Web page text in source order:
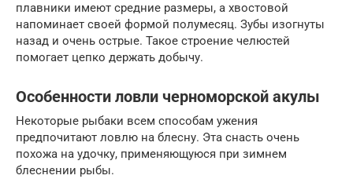
плавники имеют средние размеры, а хвостовой
напоминает своей формой полумесяц. Зубы изогнуты
назад и очень острые. Такое строение челюстей
помогает цепко держать добычу.
Особенности ловли черноморской акулы
Некоторые рыбаки всем способам ужения
предпочитают ловлю на блесну. Эта снасть очень
похожа на удочку, применяющуюся при зимнем
блеснении рыбы.